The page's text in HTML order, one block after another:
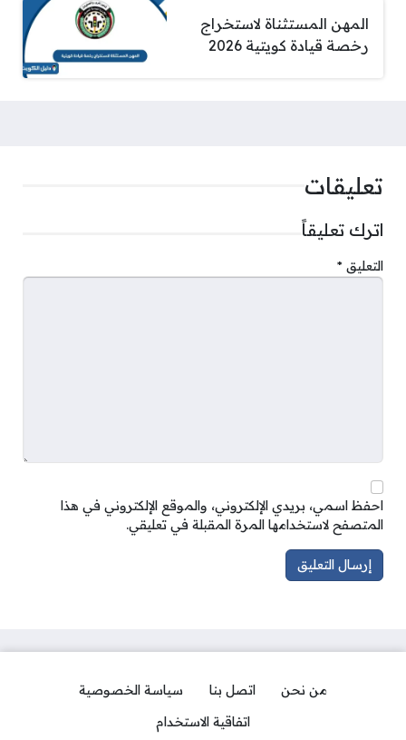
المهن المستثناة لاستخراج
رخصة قيادة كويتية 2026
تعليقات
اترك تعليقاً
التعليق *
احفظ اسمي، بريدي الإلكتروني، والموقع الإلكتروني في هذا
المتصفح لاستخدامها المرة المقبلة في تعليقي.
من نحن اتصل بنا
سياسة الخصوصية
اتفاقية الاستخدام